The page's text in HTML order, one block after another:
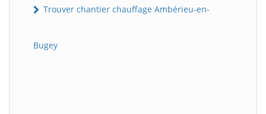
Trouver chantier chauffage Ambérieu-en-
Bugey